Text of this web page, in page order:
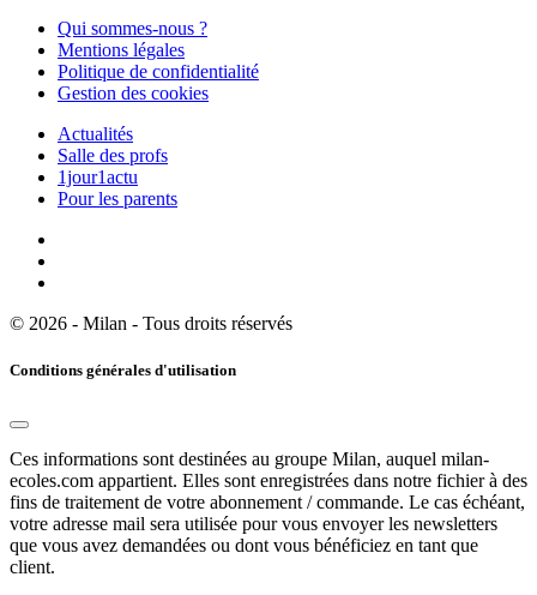
Qui sommes-nous ?
Mentions légales
Politique de confidentialité
Gestion des cookies
Actualités
Salle des profs
1jour1actu
Pour les parents
© 2026 - Milan - Tous droits réservés
Conditions générales d'utilisation
Ces informations sont destinées au groupe Milan, auquel milan-
ecoles.com appartient. Elles sont enregistrées dans notre fichier à des
fins de traitement de votre abonnement / commande. Le cas échéant,
votre adresse mail sera utilisée pour vous envoyer les newsletters
que vous avez demandées ou dont vous bénéficiez en tant que
client.